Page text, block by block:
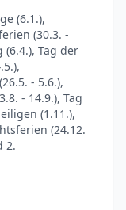
(6.1.),
(30.3. -
(6.4.), Tag der
- 5.6.),
- 14.9.), Tag
(1.11.),
(24.12.
2.